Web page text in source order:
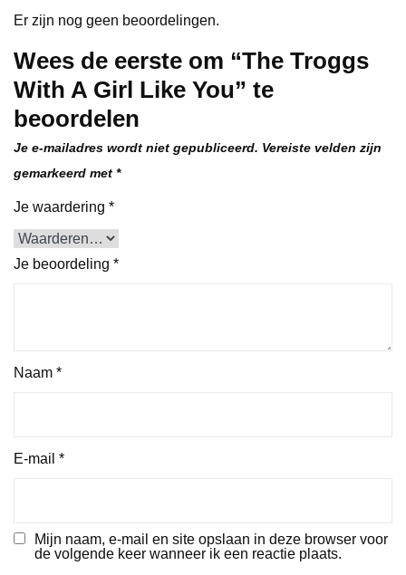
Er zijn nog geen beoordelingen.
Wees de eerste om “The Troggs
With A Girl Like You” te
beoordelen
Je e-mailadres wordt niet gepubliceerd. Vereiste velden zijn
gemarkeerd met *
Je waardering *
Je beoordeling *
Naam *
E-mail *
Mijn naam, e-mail en site opslaan in deze browser voor
de volgende keer wanneer ik een reactie plaats.